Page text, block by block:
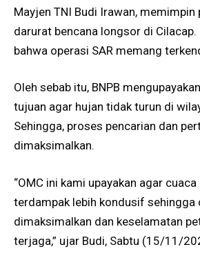
Mayjen TNI Budi Irawan, memimpin
darurat bencana longsor di
bahwa operasi SAR memang
Oleh sebab itu, BNPB
tujuan agar hujan tidak turun di
Sehingga, proses pencarian dan
dimaksimalkan.
“OMC ini kami upayakan agar
terdampak lebih kondusif sehingga
dimaksimalkan dan keselamatan
terjaga,” ujar Budi, Sabtu (15/11/